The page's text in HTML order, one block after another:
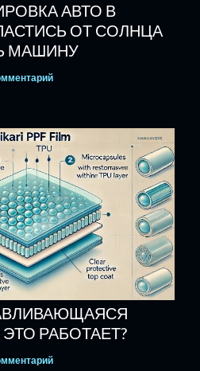
АВТО В
ОТ СОЛНЦА
МАШИНУ
ЭТО РАБОТАЕТ?